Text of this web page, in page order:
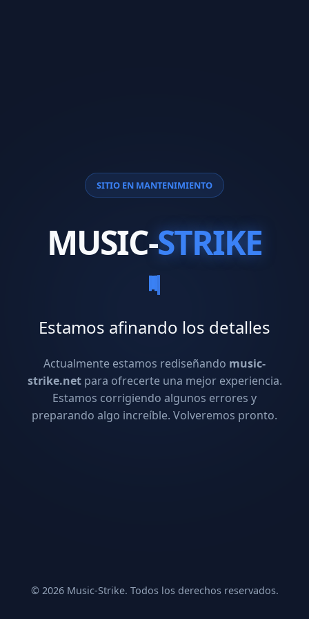
SITIO EN MANTENIMIENTO
MUSIC-STRIKE
Estamos afinando los detalles
Actualmente estamos rediseñando music-
strike.netpara ofrecerte una mejor experiencia.
Estamos corrigiendo algunos errores y
preparando algo increíble. Volveremos pronto.
© 2026 Music-Strike. Todos los derechos reservados.